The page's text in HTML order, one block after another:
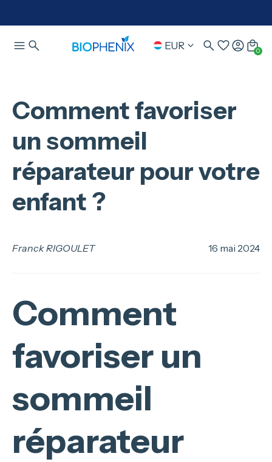
EUR 0
Comment favoriser
un sommeil
réparateur pour votre
enfant ?
Franck RIGOULET 16 mai 2024
Comment
favoriser un
sommeil
réparateur